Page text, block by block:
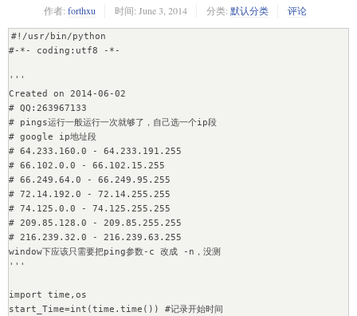
作者: forthxu 时间: June 3, 2014 分类: 默认分类 评论
#!/usr/bin/python
#-*- coding:utf8 -*-
'''
Created on 2014-06-02
# QQ:263967133
# pings运行一般运行一次就够了，自己选一个ip段
# google ip地址段
# 64.233.160.0 - 64.233.191.255
# 66.102.0.0 - 66.102.15.255
# 66.249.64.0 - 66.249.95.255
# 72.14.192.0 - 72.14.255.255
# 74.125.0.0 - 74.125.255.255
# 209.85.128.0 - 209.85.255.255
# 216.239.32.0 - 216.239.63.255
window下应该只需要把ping参数-c 改成 -n，没测
'''
import time,os
start_Time=int(time.time()) #记录开始时间